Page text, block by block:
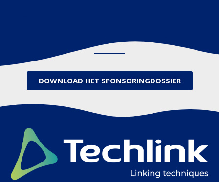
DOWNLOAD HET SPONSORINGDOSSIER